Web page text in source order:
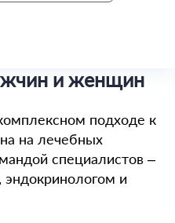
и женщин
подходе к
на лечебных
специалистов –
эндокринологом и